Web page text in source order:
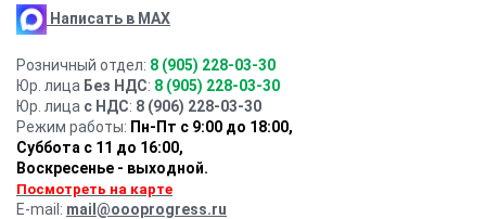
Написать в MAX
Розничный отдел: 8 (905) 228-03-30
Юр. лица Без НДС: 8 (905) 228-03-30
Юр. лица с НДС: 8 (906) 228-03-30
Режим работы: Пн-Пт с 9:00 до 18:00,
Суббота с 11 до 16:00,
Воскресенье - выходной.
Посмотреть на карте
E-mail: mail@oooprogress.ru